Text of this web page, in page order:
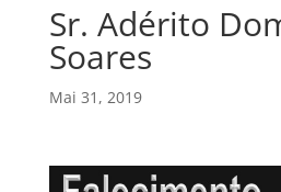
Sr. Adérito
Soares
Mai 31, 2019